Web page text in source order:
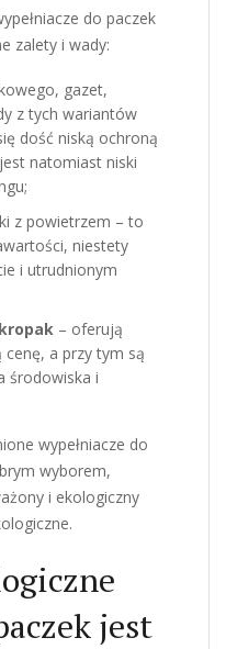
do paczek
zalety i wady:
gazet,
z tych wariantów
dość niską ochroną
natomiast niski
z powietrzem – to
niestety
i utrudnionym
– oferują
a przy tym są
środowiska i
wypełniacze do
wyborem,
i ekologiczny
jest